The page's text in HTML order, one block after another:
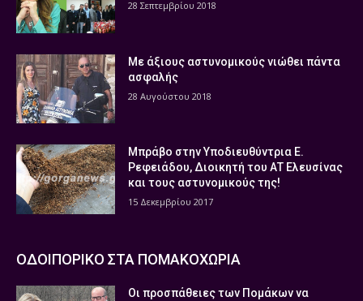
28 Σεπτεμβρίου 2018
Με άξιους αστυνομικούς νιώθει πάντα
ασφαλής
28 Αυγούστου 2018
Μπράβο στην Υποδιευθύντρια Ε.
Ρεφειάδου, Διοικητή του ΑΤ Ελευσίνας
και τους αστυνομικούς της!
15 Δεκεμβρίου 2017
ΟΔΟΙΠΟΡΙΚΟ ΣΤΑ ΠΟΜΑΚΟΧΩΡΙΑ
Οι προσπάθειες των Πομάκων να